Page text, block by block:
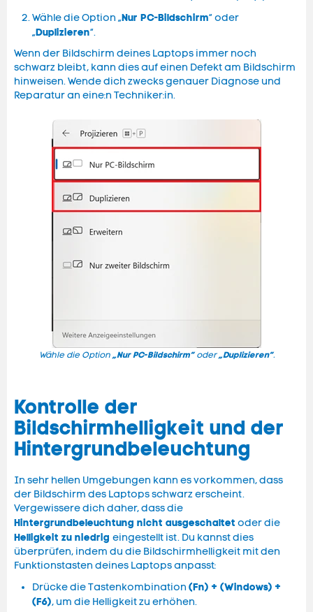
Wähle die Option „Nur PC-Bildschirm“ oder
„Duplizieren“.
Wenn der Bildschirm deines Laptops immer noch
schwarz bleibt, kann dies auf einen Defekt am Bildschirm
hinweisen. Wende dich zwecks genauer Diagnose und
Reparatur an eine:n Techniker:in.
Wähle die Option „Nur PC-Bildschirm“oder„Duplizieren“.
Kontrolle der
Bildschirmhelligkeit und der
Hintergrundbeleuchtung
In sehr hellen Umgebungen kann es vorkommen, dass
der Bildschirm des Laptops schwarz erscheint.
Vergewissere dich daher, dass die
Hintergrundbeleuchtung nicht ausgeschaltet oder die
Helligkeit zu niedrig eingestellt ist. Du kannst dies
überprüfen, indem du die Bildschirmhelligkeit mit den
Funktionstasten deines Laptops anpasst:
Drücke die Tastenkombination (Fn) + (Windows) +
(F6), um die Helligkeit zu erhöhen.